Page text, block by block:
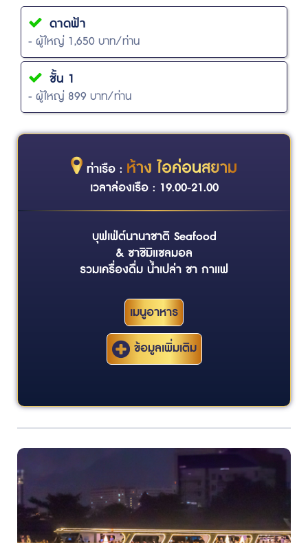
ดาดฟ้า
- ผู้ใหญ่ 1,650 บาท/ท่าน
ชั้น 1
- ผู้ใหญ่ 899 บาท/ท่าน
ท่าเรือ : ห้าง ไอค่อนสยาม
เวลาล่องเรือ : 19.00-21.00
บุฟเฟ่ต์นานาชาติ Seafood
& ซาชิมิแซลมอล
รวมเครื่องดื่ม น้ำเปล่า ชา กาแฟ
เมนูอาหาร
ข้อมูลเพิ่มเติม